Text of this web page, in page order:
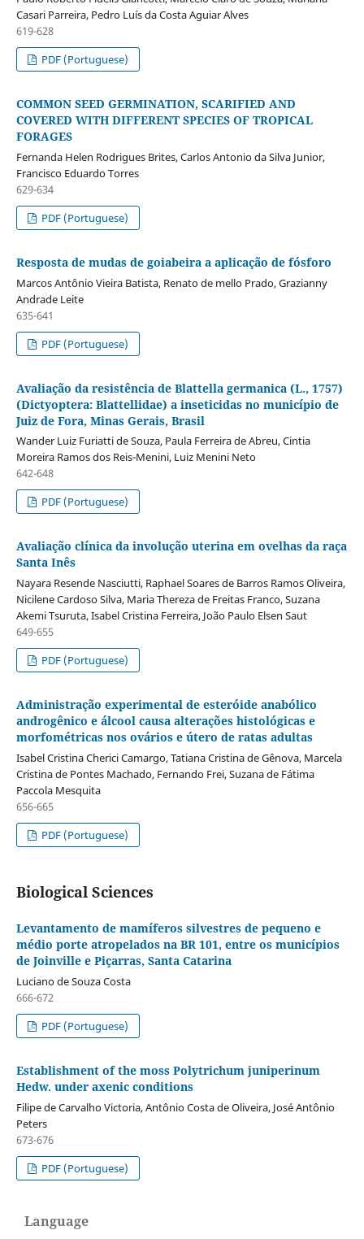
Casari Parreira, Pedro Luís da Costa Aguiar Alves
619-628
PDF (Portuguese)
COMMON SEED GERMINATION, SCARIFIED AND
COVERED WITH DIFFERENT SPECIES OF TROPICAL
FORAGES
Fernanda Helen Rodrigues Brites, Carlos Antonio da Silva Junior,
Francisco Eduardo Torres
629-634
PDF (Portuguese)
Resposta de mudas de goiabeira a aplicação de fósforo
Marcos Antônio Vieira Batista, Renato de mello Prado, Grazianny
Andrade Leite
635-641
PDF (Portuguese)
Avaliação da resistência de Blattella germanica (L., 1757)
(Dictyoptera: Blattellidae) a inseticidas no município de
Juiz de Fora, Minas Gerais, Brasil
Wander Luiz Furiatti de Souza, Paula Ferreira de Abreu, Cintia
Moreira Ramos dos Reis-Menini, Luiz Menini Neto
642-648
PDF (Portuguese)
Avaliação clínica da involução uterina em ovelhas da raça
Santa Inês
Nayara Resende Nasciutti, Raphael Soares de Barros Ramos Oliveira,
Nicilene Cardoso Silva, Maria Thereza de Freitas Franco, Suzana
Akemi Tsuruta, Isabel Cristina Ferreira, João Paulo Elsen Saut
649-655
PDF (Portuguese)
Administração experimental de esteróide anabólico
androgênico e álcool causa alterações histológicas e
morfométricas nos ovários e útero de ratas adultas
Isabel Cristina Cherici Camargo, Tatiana Cristina de Gênova, Marcela
Cristina de Pontes Machado, Fernando Frei, Suzana de Fátima
Paccola Mesquita
656-665
PDF (Portuguese)
Biological Sciences
Levantamento de mamíferos silvestres de pequeno e
médio porte atropelados na BR 101, entre os municípios
de Joinville e Piçarras, Santa Catarina
Luciano de Souza Costa
666-672
PDF (Portuguese)
Establishment of the moss Polytrichum juniperinum
Hedw. under axenic conditions
Filipe de Carvalho Victoria, Antônio Costa de Oliveira, José Antônio
Peters
673-676
PDF (Portuguese)
Language